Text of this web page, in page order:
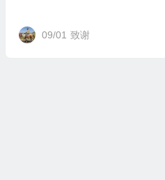
09/01 致谢